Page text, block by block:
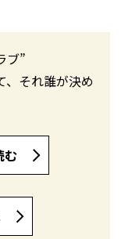
ブ”
それ誰が決め
む